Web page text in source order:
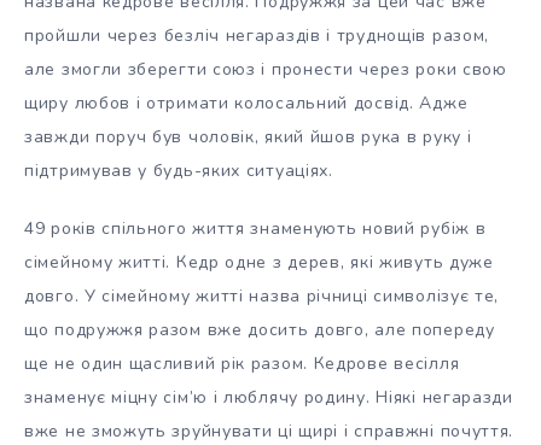
пройшли через безліч негараздів і труднощів разом,
але змогли зберегти союз і пронести через роки свою
щиру любов і отримати колосальний досвід. Адже
завжди поруч був чоловік, який йшов рука в руку і
підтримував у будь-яких ситуаціях.
49 років спільного життя знаменують новий рубіж в
сімейному житті. Кедр одне з дерев, які живуть дуже
довго. У сімейному житті назва річниці символізує те,
що подружжя разом вже досить довго, але попереду
ще не один щасливий рік разом. Кедрове весілля
знаменує міцну сім’ю і люблячу родину. Ніякі негаразди
вже не зможуть зруйнувати ці щирі і справжні почуття.